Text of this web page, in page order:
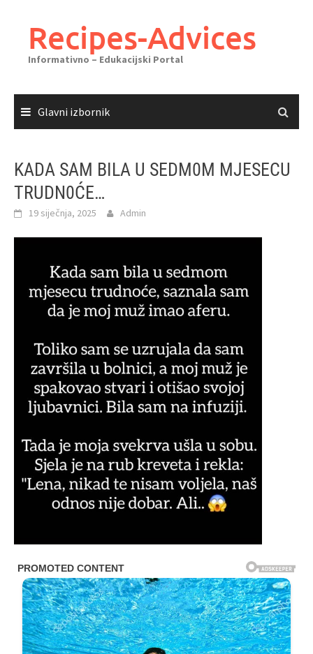
sadržajaRecipes-Advices
Informativno – Edukacijski Portal
Glavni izbornik
KADA SAM BILA U SEDM0M MJESECU
TRUDN0ĆE…
19 siječnja, 2025 Admin